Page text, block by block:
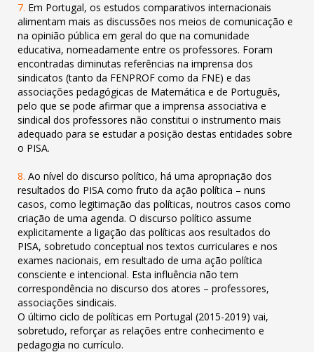
7. Em Portugal, os estudos comparativos internacionais
alimentam mais as discussões nos meios de comunicação e
na opinião pública em geral do que na comunidade
educativa, nomeadamente entre os professores. Foram
encontradas diminutas referências na imprensa dos
sindicatos (tanto da FENPROF como da FNE) e das
associações pedagógicas de Matemática e de Português,
pelo que se pode afirmar que a imprensa associativa e
sindical dos professores não constitui o instrumento mais
adequado para se estudar a posição destas entidades sobre
o PISA.
8. Ao nível do discurso político, há uma apropriação dos
resultados do PISA como fruto da ação política – nuns
casos, como legitimação das políticas, noutros casos como
criação de uma agenda. O discurso político assume
explicitamente a ligação das políticas aos resultados do
PISA, sobretudo conceptual nos textos curriculares e nos
exames nacionais, em resultado de uma ação política
consciente e intencional. Esta influência não tem
correspondência no discurso dos atores – professores,
associações sindicais.
O último ciclo de políticas em Portugal (2015-2019) vai,
sobretudo, reforçar as relações entre conhecimento e
pedagogia no currículo.